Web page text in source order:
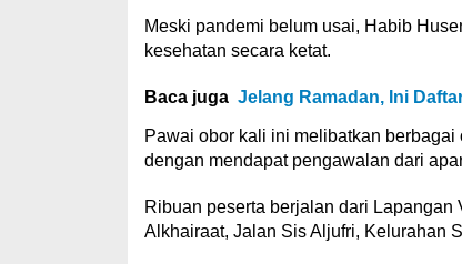
Meski pandemi belum usai, Habib
kesehatan secara ketat.
Baca juga Jelang Ramadan, Ini
Pawai obor kali ini melibatkan
dengan mendapat pengawalan dari
Ribuan peserta berjalan dari
Alkhairaat, Jalan Sis Aljufri, Kelurahan